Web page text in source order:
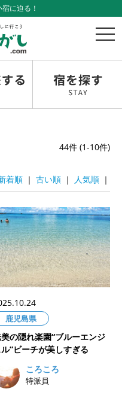
に迫る！
t
g
l
n
i
t
o
n
44件 (1-10件)
｜ ｜ ｜
鹿児島県
の隠れ楽園“ブルーエンジ
ル”ビーチが美しすぎる
ころころ
特派員